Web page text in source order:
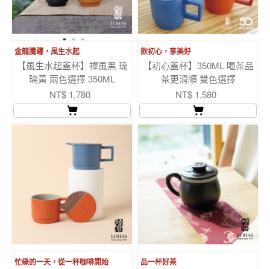
金龍騰躍，風生水起
【風生水起蓋杯】禪風黑 琉
璃黃 兩色選擇 350ML
NT$ 1,780
飲初心，享美好
【初心蓋杯】350ML 喝茶品
茶更滑順 雙色選擇
NT$ 1,580
忙碌的一天，從一杯咖啡開始 品一杯好茶